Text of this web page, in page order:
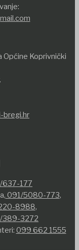
Koprivnički
bregi.hr
177
091/5080-773,
8988,
389-3272
099 662 1555